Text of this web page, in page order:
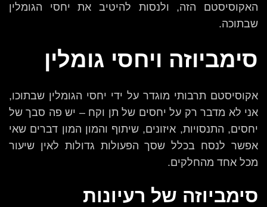
האקוסיסטם הזה, ולנסות להיטיב את יחסי הגומלין
שבתוכה.
סימביוזה ויחסי גומלין
אקוסיסטם תרבותי מוגדר על ידי יחסי הגומלין שבתוכו,
אני לא מדבר רק על יחסים של תן וקח – יש פה סבך של
יחסים, התנסויות, איזונים, שיתוף והמון המון דברים שאי
אפשר לנסח בכלל שסך הפעולות גדולות לאין שיעור
מכל אחד מהחלקים.
סימביוזה של רעיונות